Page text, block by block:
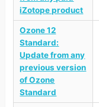
iZotope product
Ozone 12
Standard:
Update from any
previous version
of Ozone
Standard